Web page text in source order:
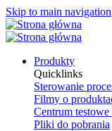
Skip to main navigation
Produkty
Quicklinks
Sterowanie
Filmy o
Centrum
Pliki do pobrania